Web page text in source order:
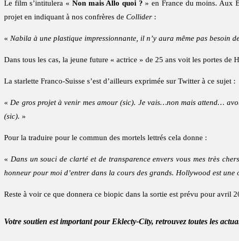
Le film s’intitulera « Non mais Allo quoi ? » en France du moins. Aux
projet en indiquant à nos confrères de Collider :
« Nabila à une plastique impressionnante, il n’y aura même pas besoin
Dans tous les cas, la jeune future « actrice » de 25 ans voit les portes de
La starlette Franco-Suisse s’est d’ailleurs exprimée sur Twitter à ce sujet :
«De gros projet à venir mes amour (sic). Je vais…non mais attend…
(sic). »
Pour la traduire pour le commun des mortels lettrés cela donne :
« Dans un souci de clarté et de transparence envers vous mes très
honneur pour moi d’entrer dans la cours des grands. Hollywood est
Reste à voir ce que donnera ce biopic dans la sortie est prévu pour avril
Votre soutien est important pour Eklecty-City, retrouvez toutes les